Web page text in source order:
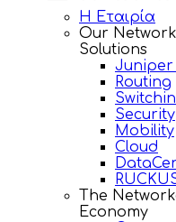
Η Εταιρία
Our
Solutions
Juniper
Routing
Security
Mobility
Cloud
The
Economy